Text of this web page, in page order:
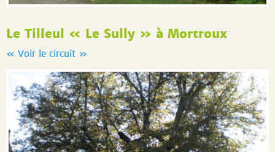
Le Tilleul « Le Sully » à Mortroux
« Voir le circuit »